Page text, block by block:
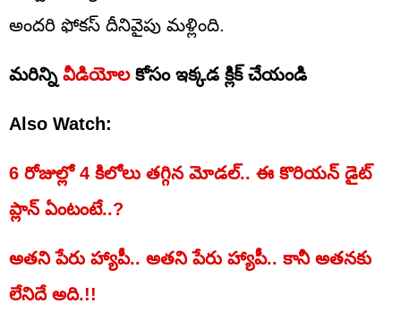
అందరి ఫోకస్ దీనివైపు మళ్లింది.
మరిన్ని వీడియోలకోసం ఇక్కడ క్లిక్ చేయండి
Also Watch:
6 రోజుల్లో 4 కిలోలు తగ్గిన మోడల్.. ఈ కొరియన్‌ డైట్‌
ప్లాన్‌ ఏంటంటే..?
అతని పేరు హ్యాపీ.. అతని పేరు హ్యాపీ.. కానీ అతనకు
లేనిదే అది.!!